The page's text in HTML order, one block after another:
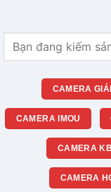
kiếm:
CAMERA
CAMERA IMOU
CAMERA
CAMERA